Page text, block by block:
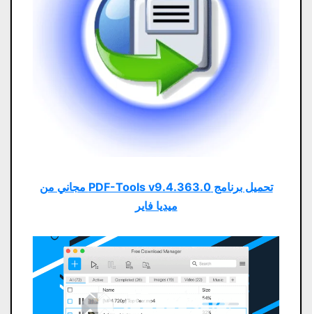
تحميل برنامج PDF-Tools v9.4.363.0 مجاني من
ميديا ​​فاير